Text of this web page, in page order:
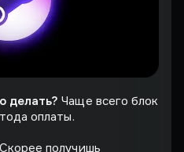
делать? Чаще всего блок
оплаты.
Скорее получишь